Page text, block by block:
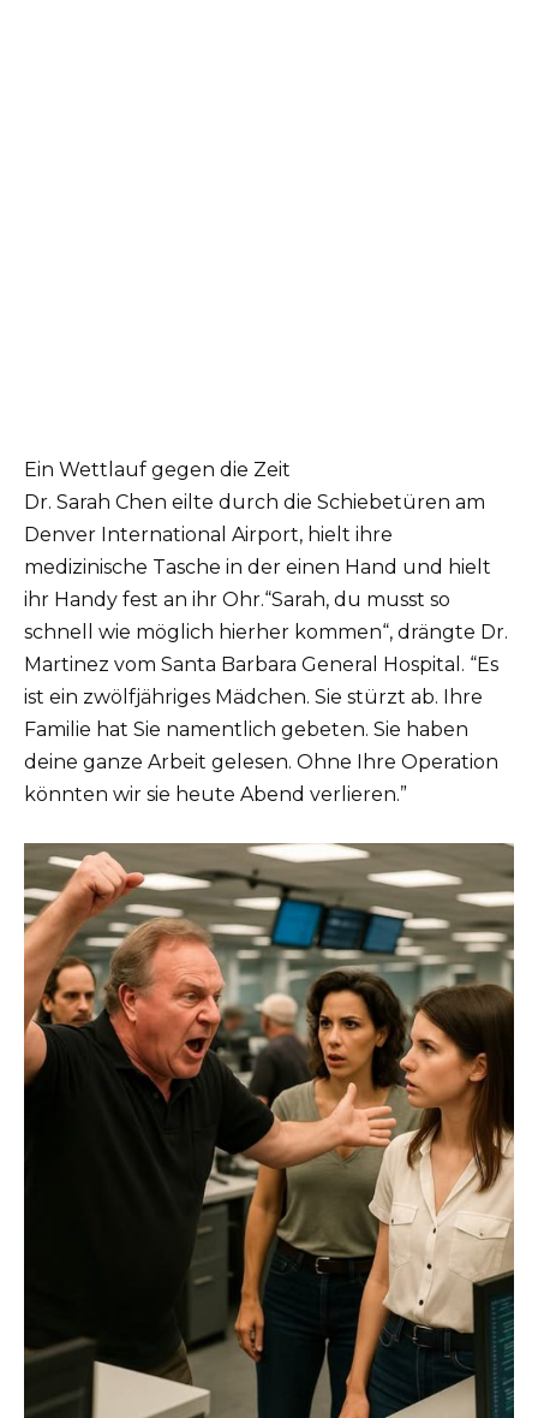
Ein Wettlauf gegen die Zeit
Dr. Sarah Chen eilte durch die Schiebetüren am
Denver International Airport, hielt ihre
medizinische Tasche in der einen Hand und hielt
ihr Handy fest an ihr Ohr.“Sarah, du musst so
schnell wie möglich hierher kommen“, drängte Dr.
Martinez vom Santa Barbara General Hospital. “Es
ist ein zwölfjähriges Mädchen. Sie stürzt ab. Ihre
Familie hat Sie namentlich gebeten. Sie haben
deine ganze Arbeit gelesen. Ohne Ihre Operation
könnten wir sie heute Abend verlieren.”